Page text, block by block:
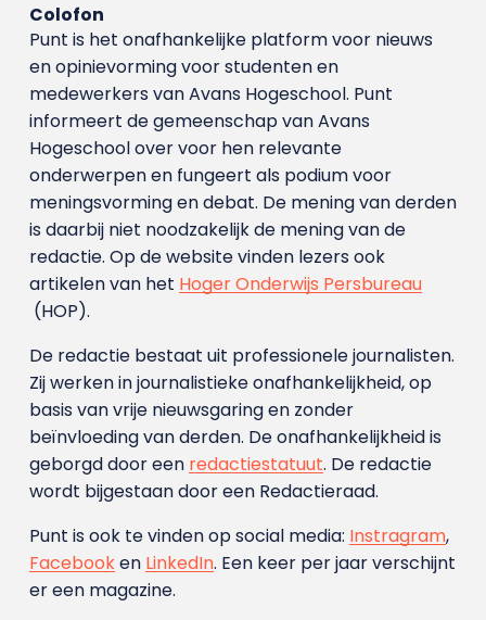
Colofon
Punt is het onafhankelijke platform voor nieuws
en opinievorming voor studenten en
medewerkers van Avans Hoge­school. Punt
informeert de gemeenschap van Avans
Hogeschool over voor hen relevante
onderwerpen en fungeert als podium voor
meningsvorming en debat. De mening van derden
is daarbij niet noodzakelijk de mening van de
redactie. Op de website vinden lezers ook
artikelen van het Hoger Onderwijs Persbureau
(HOP).
De redactie bestaat uit professionele journalisten.
Zij werken in journalistieke onafhankelijkheid, op
basis van vrije nieuwsgaring en zonder
beïnvloeding van derden. De onafhankelijkheid is
geborgd door een redactiestatuut. De redactie
wordt bijgestaan door een Redactieraad.
Punt is ook te vinden op social media: Instragram,
Facebooken LinkedIn. Een keer per jaar verschijnt
er een magazine.